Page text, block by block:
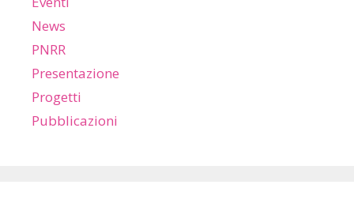
News
PNRR
Presentazione
Progetti
Pubblicazioni